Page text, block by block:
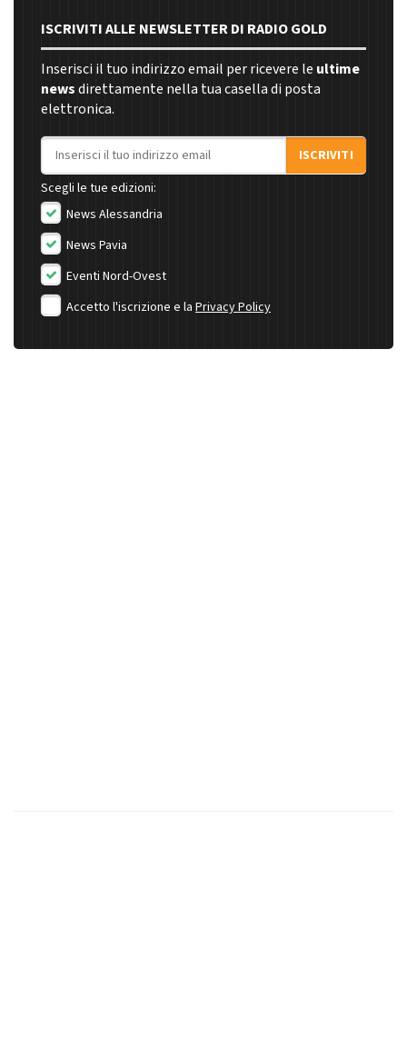
ISCRIVITI ALLE NEWSLETTER DI RADIO GOLD
Inserisci il tuo indirizzo email per ricevere le ultime
newsdirettamente nella tua casella di posta
elettronica.
Indirizzo email
ISCRIVITI
Scegli le tue edizioni:
News Alessandria
News Pavia
Eventi Nord-Ovest
Accetto l'iscrizione e la Privacy Policy